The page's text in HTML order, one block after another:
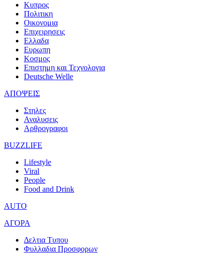
Κυπρος
Πολιτικη
Οικονομια
Επιχειρησεις
Ελλαδα
Ευρωπη
Κοσμος
Επιστημη και Τεχνολογια
Deutsche Welle
ΑΠΟΨΕΙΣ
Στηλες
Αναλυσεις
Αρθρογραφοι
BUZZLIFE
Lifestyle
Viral
People
Food and Drink
AUTO
ΑΓΟΡΑ
Δελτια Τυπου
Φυλλαδια Προσφορων